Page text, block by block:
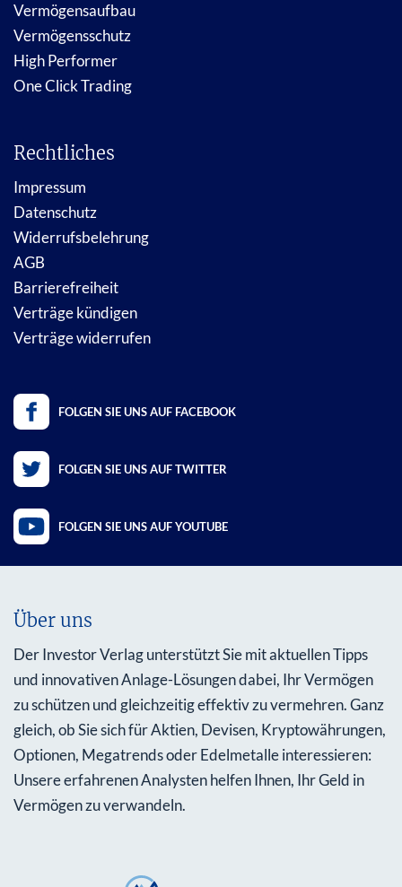
Vermögensaufbau
Vermögensschutz
High Performer
One Click Trading
Rechtliches
Impressum
Datenschutz
Widerrufsbelehrung
AGB
Barrierefreiheit
Verträge kündigen
Verträge widerrufen
FOLGEN SIE UNS AUF FACEBOOK
FOLGEN SIE UNS AUF TWITTER
FOLGEN SIE UNS AUF YOUTUBE
Über uns
Der Investor Verlag unterstützt Sie mit aktuellen Tipps
und innovativen Anlage-Lösungen dabei, Ihr Vermögen
zu schützen und gleichzeitig effektiv zu vermehren. Ganz
gleich, ob Sie sich für Aktien, Devisen, Kryptowährungen,
Optionen, Megatrends oder Edelmetalle interessieren:
Unsere erfahrenen Analysten helfen Ihnen, Ihr Geld in
Vermögen zu verwandeln.